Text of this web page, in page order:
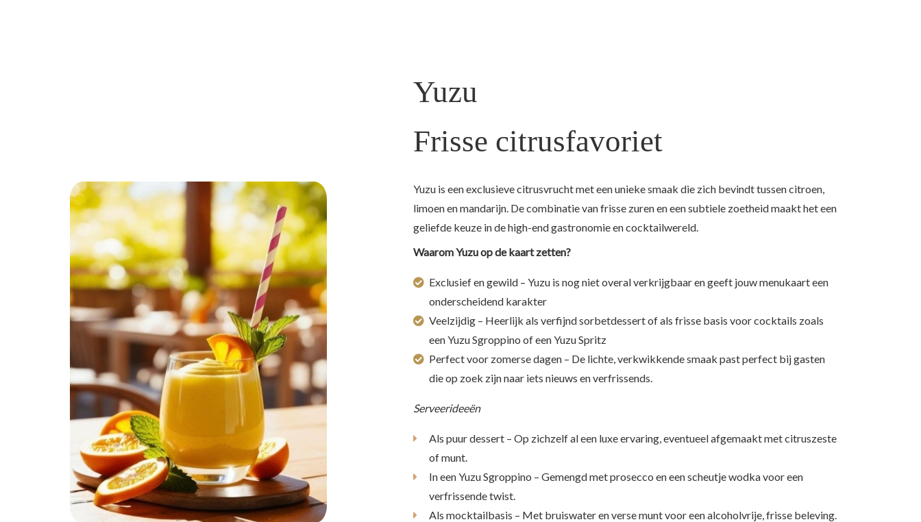
Yuzu
Frisse citrusfavoriet
Yuzu is een exclusieve citrusvrucht met een unieke smaak die zich bevindt tussen citroen,
limoen en mandarijn. De combinatie van frisse zuren en een subtiele zoetheid maakt het een
geliefde keuze in de high-end gastronomie en cocktailwereld.
Waarom Yuzu op de kaart zetten?
Exclusief en gewild – Yuzu is nog niet overal verkrijgbaar en geeft jouw menukaart een
onderscheidend karakter
Veelzijdig – Heerlijk als verfijnd sorbetdessert of als frisse basis voor cocktails zoals
een Yuzu Sgroppino of een Yuzu Spritz
Perfect voor zomerse dagen – De lichte, verkwikkende smaak past perfect bij gasten
die op zoek zijn naar iets nieuws en verfrissends.
Serveerideeën
Als puur dessert – Op zichzelf al een luxe ervaring, eventueel afgemaakt met citruszeste
of munt.
In een Yuzu Sgroppino – Gemengd met prosecco en een scheutje wodka voor een
verfrissende twist.
Als mocktailbasis – Met bruiswater en verse munt voor een alcoholvrije, frisse beleving.